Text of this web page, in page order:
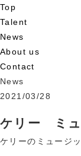
Top
Talent
News
About us
Contact
News
2021/03/28
ケリー ミュ
ケリーのミュージ